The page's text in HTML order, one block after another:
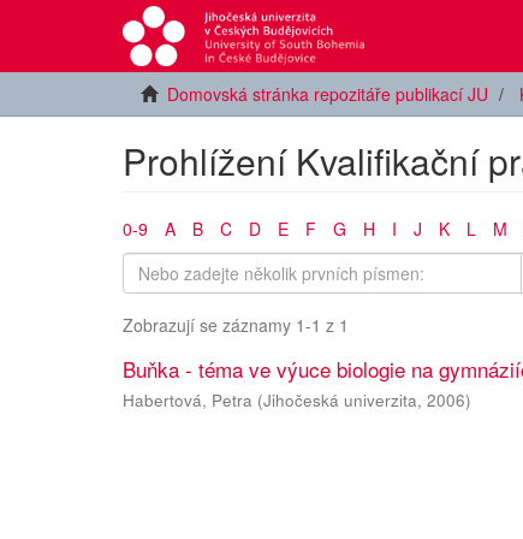
Domovská stránka repozitáře publikací JU
Prohlížení Kvalifikační
0-9 A B C D E F G H I J K L M
Zobrazují se záznamy 1-1 z 1
Buňka - téma ve výuce biologie na
Habertová, Petra (Jihočeská univerzita, 2006)